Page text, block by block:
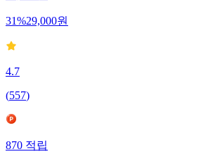
31%29,000원
4.7
(557)
870적립